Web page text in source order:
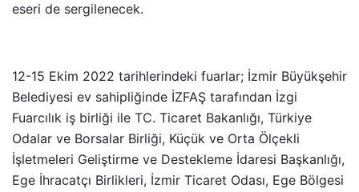
eseri de sergilenecek.
12-15 Ekim 2022 tarihlerindeki fuarlar; İzmir Büyükşehir
Belediyesi ev sahipliğinde İZFAŞ tarafından İzgi
Fuarcılık iş birliği ile TC. Ticaret Bakanlığı, Türkiye
Odalar ve Borsalar Birliği, Küçük ve Orta Ölçekli
İşletmeleri Geliştirme ve Destekleme İdaresi Başkanlığı,
Ege İhracatçı Birlikleri, İzmir Ticaret Odası, Ege Bölgesi